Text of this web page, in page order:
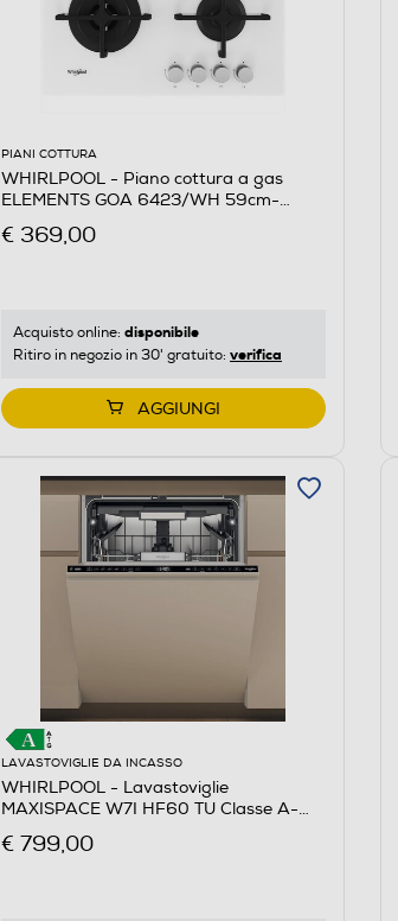
PIANI COTTURA
WHIRLPOOL - Piano cottura a gas
ELEMENTS GOA 6423/WH 59cm-
€ 369,00
Acquisto online: disponibile
Ritiro in negozio in 30' gratuito: verifica
AGGIUNGI
LAVASTOVIGLIE DA INCASSO
WHIRLPOOL - Lavastoviglie
MAXISPACE W7I HF60 TU Classe A-
€ 799,00